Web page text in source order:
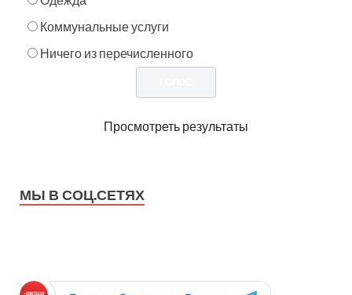
Коммунальные услуги
Ничего из перечисленного
Просмотреть результаты
МЫ В СОЦ.СЕТЯХ